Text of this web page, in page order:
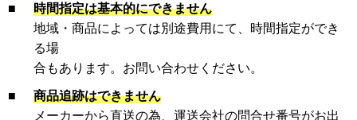
■
時間指定は基本的にできません
地域・商品によっては別途費用にて、時間指定ができ
る場
合もあります。お問い合わせください。
■
商品追跡はできません
メーカーから直送の為、運送会社の問合せ番号がお出